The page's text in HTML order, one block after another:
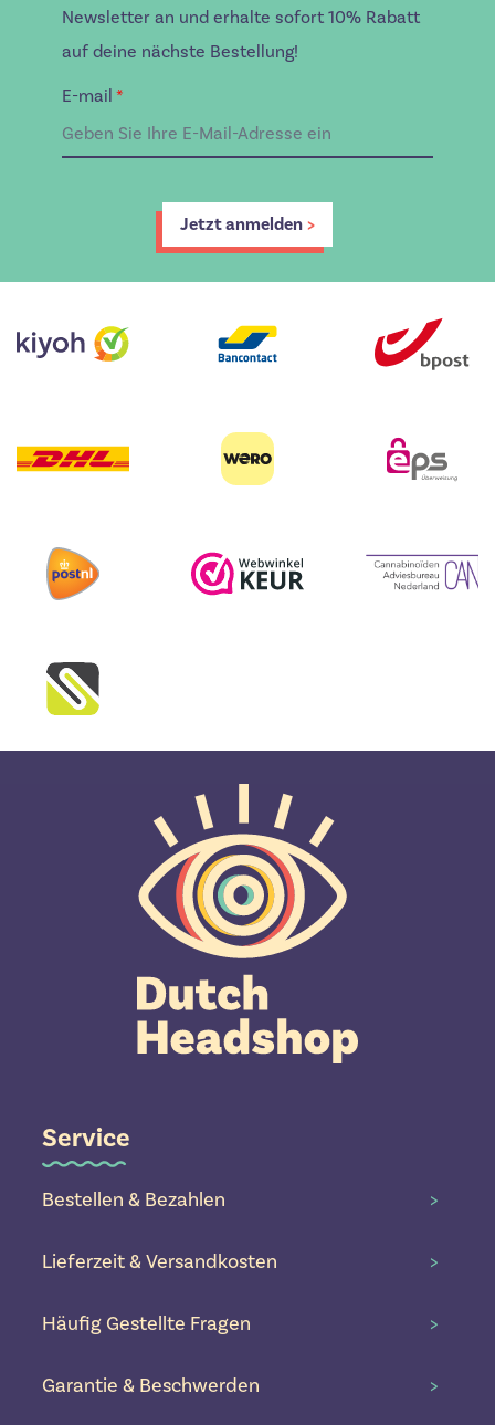
Newsletter an und erhalte sofort 10% Rabatt
auf deine nächste Bestellung!
E-mail *
Jetzt anmelden >
Service
Bestellen & Bezahlen >
Lieferzeit & Versandkosten >
Häufig Gestellte Fragen >
Garantie & Beschwerden >